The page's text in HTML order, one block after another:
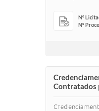
Nº
Nº
Contratados